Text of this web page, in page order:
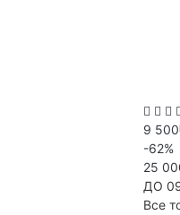
9 500
-62%
25
ДО
Все